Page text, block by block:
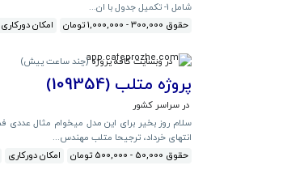
شامل 1- تکمیل جدول با ان...
حقوق 300,000 - 1,000,000 تومان
امکان دورکاری
در وبسایت کافه پروژه (چند ساعت پیش)
پروژه متلب (109354)
در سراسر کشور
انتهای خرداد، ترجیحا متلب مهندس...
حقوق 50,000 - 500,000 تومان
امکان دورکاری